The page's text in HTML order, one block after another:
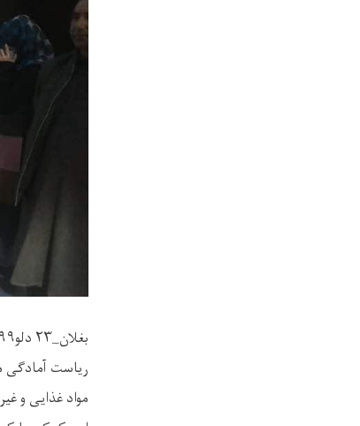
بغلان_۲۳ دلو۱۳۹۹
مواد غذایی و